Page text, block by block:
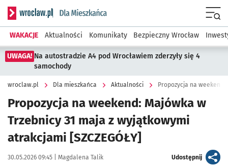
Serwis informacyjny wroclaw.pl podserwis: Dla mieszkańca
WAKACJE Aktualności Komunikaty Bezpieczny Wrocław
UWAGA! Na autostradzie A4 pod Wrocławiem zderzyły się 4
samochody
wroclaw.pl Dla mieszkańca Aktualności
Propozycja na weekend: Majówka w
Trzebnicy 31 maja z wyjątkowymi
atrakcjami [SZCZEGÓŁY]
Data publikacji:
30.05.2026 09:45 | Autor:
Magdalena Talik Udostępnijartykuł